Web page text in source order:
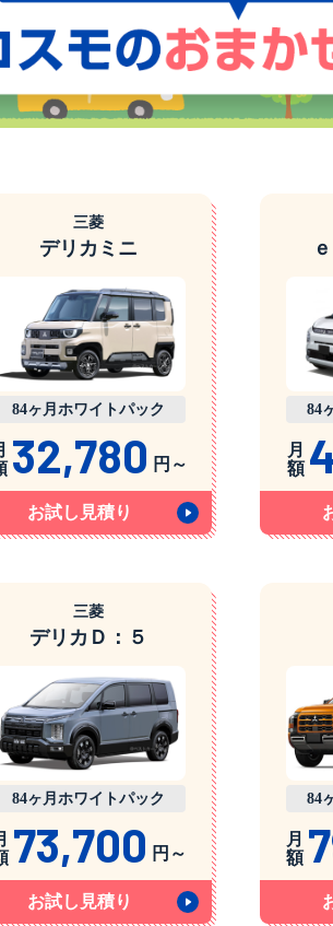
三菱
デリカミニ
84ヶ月ホワイトパック
32,780 円～
お試し見積り
84
月
額
三菱
デリカＤ：５
84ヶ月ホワイトパック
73,700 円～
お試し見積り
84
月
額